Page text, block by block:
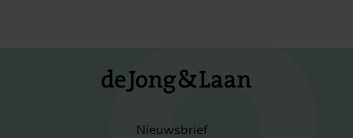
Nieuwsbrief